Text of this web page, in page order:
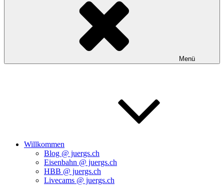
Menü
Willkommen
Blog @ juergs.ch
Eisenbahn @ juergs.ch
HBB @ juergs.ch
Livecams @ juergs.ch